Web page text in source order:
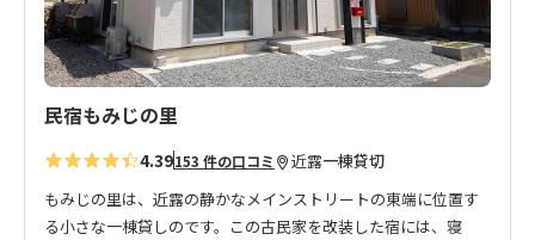
民宿もみじの里
4.39153 件の口コミ 近露一棟貸切
もみじの里は、近露の静かなメインストリートの東端に位置す
る小さな一棟貸しのです。この古民家を改装した宿には、寝